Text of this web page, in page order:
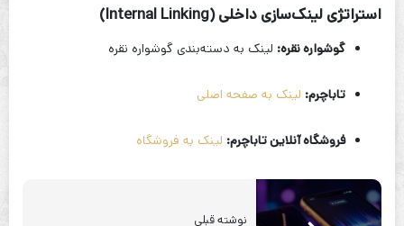
استراتژی لینک‌سازی داخلی (Internal Linking)
گوشواره نقره: لینک به دسته‌بندی گوشواره نقره
تاباچرم: لینک به صفحه اصلی
فروشگاه آنلاین تاباچرم: لینک به فروشگاه
نوشته قبلی